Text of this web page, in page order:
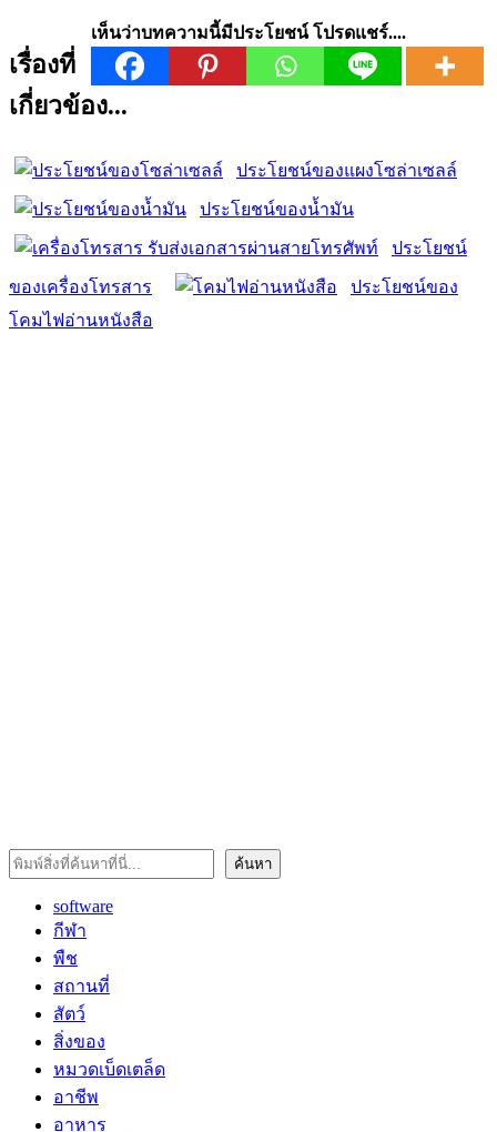
เห็นว่าบทความนี้มีประโยชน์ โปรดแชร์....
เรื่องที่
เกี่ยวข้อง...
ประโยชน์ของแผงโซล่าเซลล์
ประโยชน์ของน้ำมัน
ประโยชน์
ของเครื่องโทรสาร
ประโยชน์ของ
โคมไฟอ่านหนังสือ
ค้นหา ค้นหา
software
กีฬา
พืช
สถานที่
สัตว์
สิ่งของ
หมวดเบ็ดเตล็ด
อาชีพ
อาหาร